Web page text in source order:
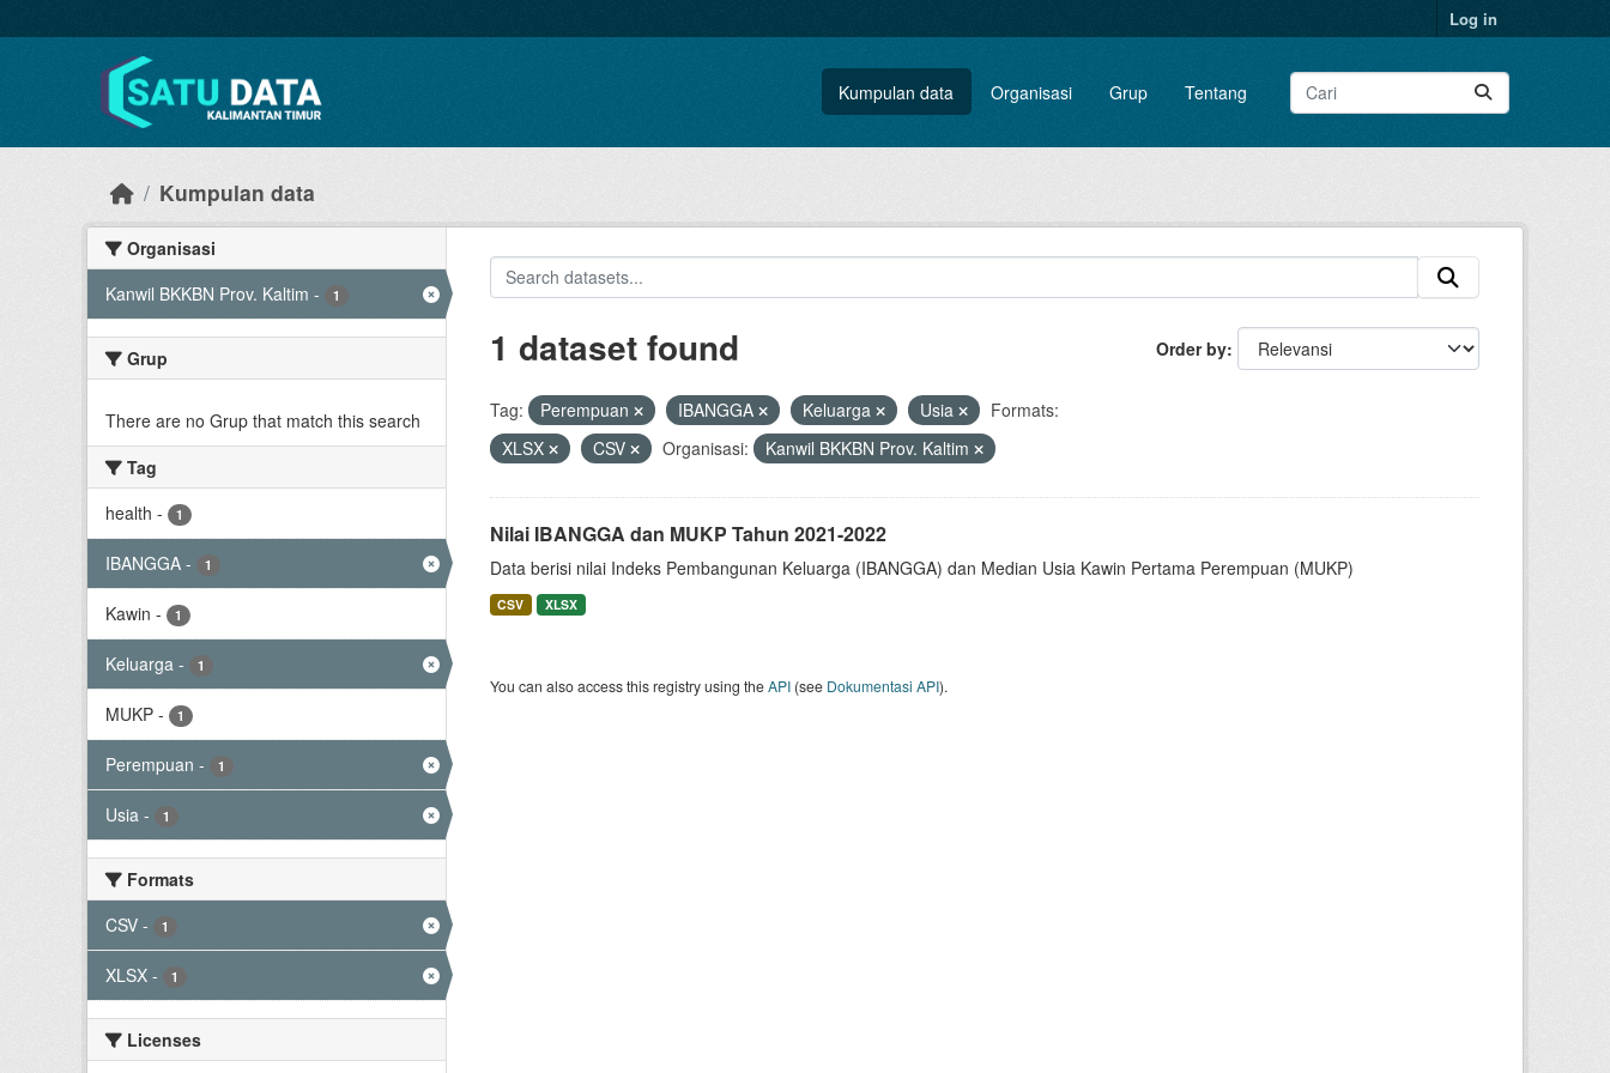
Log in
Kumpulan data Organisasi Grup Tentang
Kumpulan data
Organisasi
Kanwil BKKBN Prov. Kaltim - 1
Grup
There are no Grup that match this search
Tag
health - 1
IBANGGA - 1
Kawin - 1
Keluarga - 1
MUKP - 1
Perempuan - 1
Usia - 1
Formats
CSV - 1
XLSX - 1
Licenses
Order by
1 dataset found
Tag: Perempuan IBANGGA Keluarga Usia
Formats:
XLSX
CSV Organisasi: Kanwil BKKBN Prov. Kaltim
Nilai IBANGGA dan MUKP Tahun 2021-2022
Data berisi nilai Indeks Pembangunan Keluarga (IBANGGA) dan Median Usia Kawin Pertama Perempuan (MUKP)
CSV XLSX
You can also access this registry using theAPI(see Dokumentasi API).